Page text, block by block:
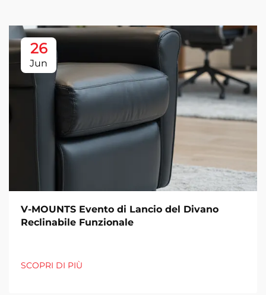
26
Jun
V-MOUNTS Evento di Lancio del Divano
Reclinabile Funzionale
SCOPRI DI PIÙ